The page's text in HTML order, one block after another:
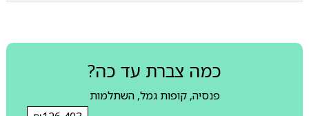
כמה צברת עד כה?
פנסיה, קופות גמל, השתלמות